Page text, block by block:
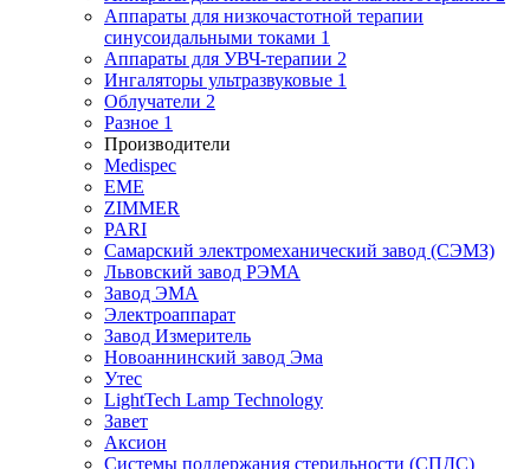
Аппараты для низкочастотной терапии
синусоидальными токами 1
Аппараты для УВЧ-терапии 2
Ингаляторы ультразвуковые 1
Облучатели 2
Разное 1
Производители
Medispec
EME
ZIMMER
PARI
Самарский электромеханический завод (СЭМЗ)
Львовский завод РЭМА
Завод ЭМА
Электроаппарат
Завод Измеритель
Новоаннинский завод Эма
Утес
LightTech Lamp Technology
Завет
Аксион
Системы поддержания стерильности (СПДС)